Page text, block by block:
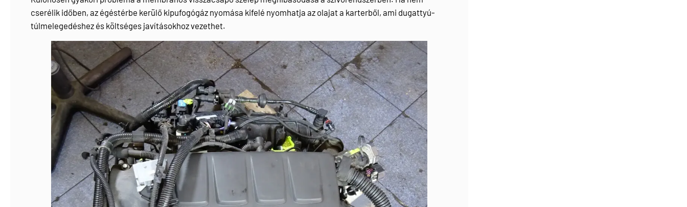
cserélik időben, az égéstérbe kerülő kipufogógáz nyomása kifelé nyomhatja az olajat a karterből, ami dugattyú-
túlmelegedéshez és költséges javításokhoz vezethet.